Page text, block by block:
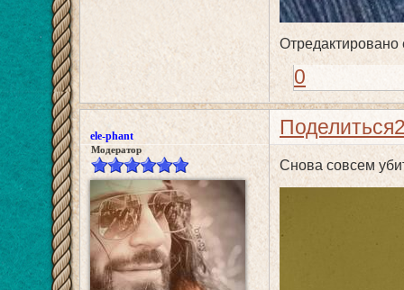
Отредактировано
0
Поделиться
ele-phant
Модератор
Снова совсем